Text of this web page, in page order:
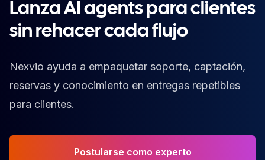
Lanza AI agents para clientes
sin rehacer cada flujo
Nexvio ayuda a empaquetar soporte, captación,
reservas y conocimiento en entregas repetibles
para clientes.
Postularse como experto